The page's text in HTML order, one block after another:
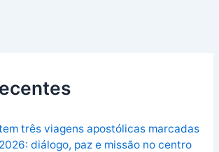
três viagens apostólicas marcadas
diálogo, paz e missão no centro